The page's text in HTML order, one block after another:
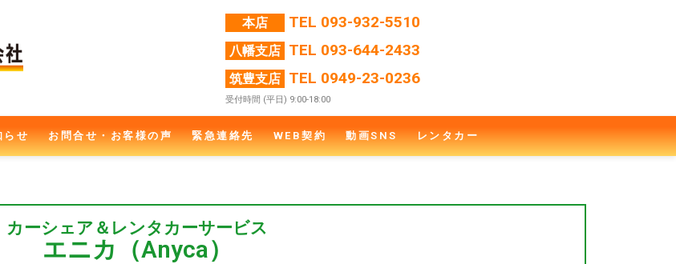
本店 TEL 093-932-5510
八幡支店 TEL 093-644-2433
筑豊支店 TEL 0949-23-0236
受付時間 (平日) 9:00-18:00
らせ お問合せ・お客様の声 緊急連絡先 WEB契約 動画SNS レンタカー
カーシェア＆ レンタカーサービス
エニカ（Anyca）